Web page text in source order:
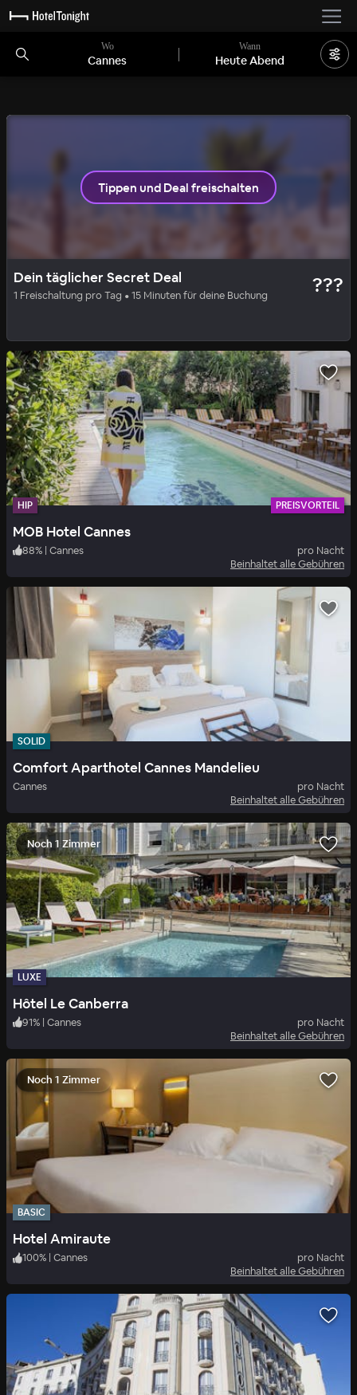
Wo
Cannes
Wann
Heute Abend
Mouratoglou Hotel & Resort
Tippen und Deal freischalten
Dein täglicher Secret Deal
1 Freischaltung pro Tag • 15 Minuten für deine Buchung ???
HIP PREISVORTEIL
MOB Hotel Cannes
88% | Cannes
pro Nacht
Beinhaltet alle Gebühren
SOLID
Comfort Aparthotel Cannes Mandelieu
Cannes
pro Nacht
Beinhaltet alle Gebühren
Noch 1 Zimmer
LUXE
Hôtel Le Canberra
91% | Cannes
pro Nacht
Beinhaltet alle Gebühren
Noch 1 Zimmer
BASIC
Hotel Amiraute
100% Cannes
pro Nacht
Beinhaltet alle Gebühren